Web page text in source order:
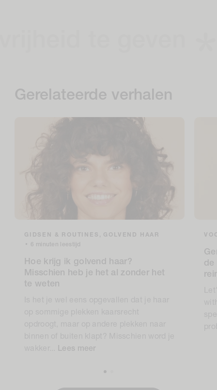
Gerelateerde verhalen
GIDSEN & ROUTINES, GOLVEND HAAR
• 6 minuten leestijd
Hoe krijg ik golvend haar?
Misschien heb je het al zonder het
te weten
Lees meer
de